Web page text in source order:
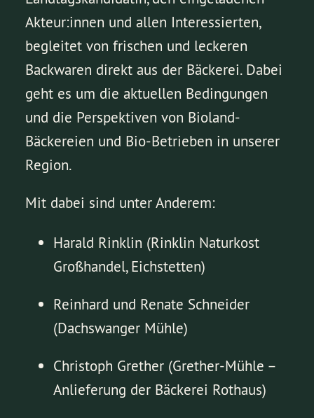
Akteur:innen und allen Interessierten,
begleitet von frischen und leckeren
Backwaren direkt aus der Bäckerei. Dabei
geht es um die aktuellen Bedingungen
und die Perspektiven von Bioland-
Bäckereien und Bio-Betrieben in unserer
Region.
Mit dabei sind unter Anderem:
Harald Rinklin (Rinklin Naturkost
Großhandel, Eichstetten)
Reinhard und Renate Schneider
(Dachswanger Mühle)
Christoph Grether (Grether-Mühle –
Anlieferung der Bäckerei Rothaus)